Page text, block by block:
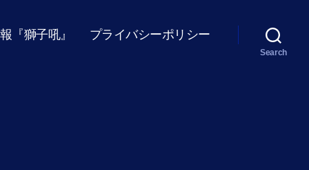
『獅子吼』 プライバシーポリシー
Search